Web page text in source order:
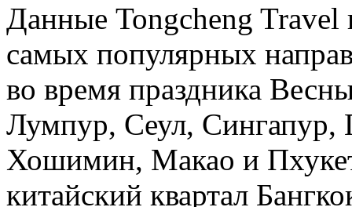
Данные Tongcheng Travel
самых популярных
во время праздника
Лумпур, Сеул, Сингапур,
Хошимин, Макао и
китайский квартал